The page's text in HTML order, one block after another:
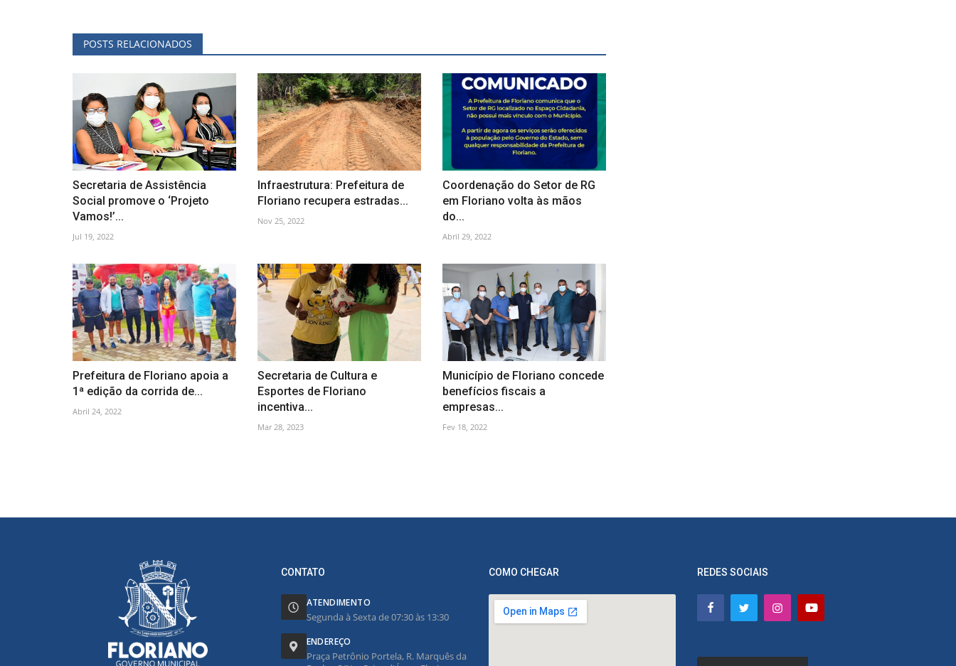
POSTS RELACIONADOS
Secretaria de Assistência
Social promove o ‘Projeto
Vamos!’...
Jul 19, 2022
Infraestrutura: Prefeitura de
Floriano recupera estradas...
Nov 25, 2022
Coordenação do Setor de RG
em Floriano volta às mãos
do...
Abril 29, 2022
Prefeitura de Floriano apoia a
1ª edição da corrida de...
Abril 24, 2022
Secretaria de Cultura e
Esportes de Floriano
incentiva...
Mar 28, 2023
Município de Floriano concede
benefícios fiscais a
empresas...
Fev 18, 2022
CONTATO
ATENDIMENTO
Segunda à Sexta de 07:30 às 13:30
ENDEREÇO
Praça Petrônio Portela, R. Marquês da
COMO CHEGAR REDES SOCIAIS